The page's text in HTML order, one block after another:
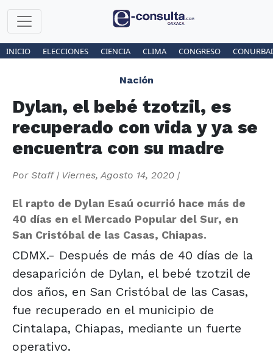
INICIO ELECCIONES CIENCIA CLIMA CONGRESO
Nación
Dylan, el bebé tzotzil, es
recuperado con vida y ya se
encuentra con su madre
Por Staff| Viernes, Agosto 14, 2020 |
El rapto de Dylan Esaú ocurrió hace más de
40 días en el Mercado Popular del Sur, en
San Cristóbal de las Casas, Chiapas.
CDMX.- Después de más de 40 días de la
desaparición de Dylan, el bebé tzotzil de
dos años, en San Cristóbal de las Casas,
fue recuperado en el municipio de
Cintalapa, Chiapas, mediante un fuerte
operativo.